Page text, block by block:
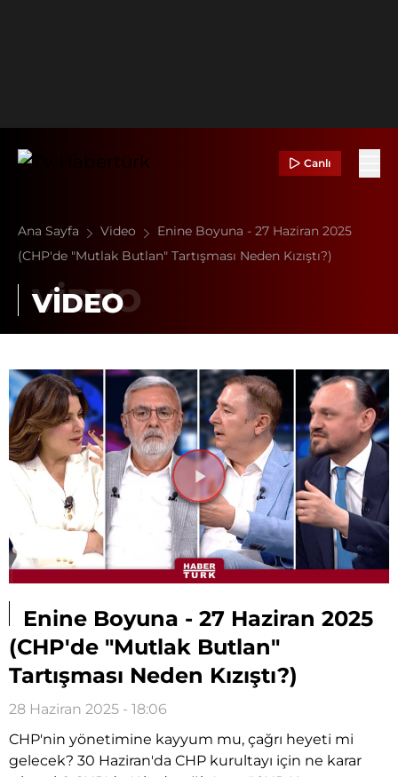
Canlı
Ana Sayfa Video
Enine Boyuna - 27 Haziran 2025
(CHP'de "Mutlak Butlan" Tartışması Neden Kızıştı?)
VİDEO
Videoyu
Oynat
Enine Boyuna - 27 Haziran 2025
(CHP'de "Mutlak Butlan"
Tartışması Neden Kızıştı?)
28 Haziran 2025 - 18:06
CHP'nin yönetimine kayyum mu, çağrı heyeti mi
gelecek? 30 Haziran'da CHP kurultayı için ne karar